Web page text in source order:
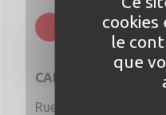
Nivelles
CAP INNOVE
Rue de l'Industrie 20
cookies
le
que